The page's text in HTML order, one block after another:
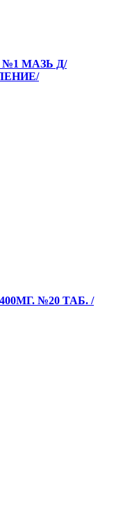
№1 МАЗЬ Д/
№20 ТАБ. /